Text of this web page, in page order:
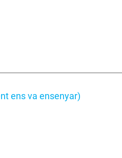
ens va ensenyar)